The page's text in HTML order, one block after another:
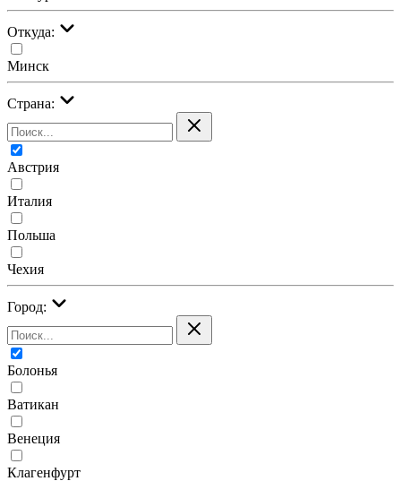
Откуда:
Минск
Страна:
Австрия
Италия
Польша
Чехия
Город:
Болонья
Ватикан
Венеция
Клагенфурт